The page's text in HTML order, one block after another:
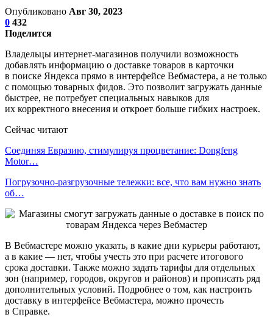
Опубликовано Авг 30, 2023
0 432
Поделится
Владельцы интернет-магазинов получили возможность
добавлять информацию о доставке товаров в карточки
в поиске Яндекса прямо в интерфейсе Вебмастера, а не только
с помощью товарных фидов. Это позволит загружать данные
быстрее, не потребует специальных навыков для
их корректного внесения и откроет больше гибких настроек.
Сейчас читают
Соединяя Евразию, стимулируя процветание: Dongfeng
Motor…
Погрузочно-разгрузочные тележки: все, что вам нужно знать
об…
В Вебмастере можно указать, в какие дни курьеры работают,
а в какие — нет, чтобы учесть это при расчете итогового
срока доставки. Также можно задать тарифы для отдельных
зон (например, городов, округов и районов) и прописать ряд
дополнительных условий. Подробнее о том, как настроить
доставку в интерфейсе Вебмастера, можно прочесть
в Справке.